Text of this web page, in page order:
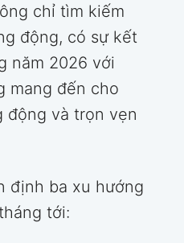
chỉ tìm kiếm
động, có sự kết
năm 2026 với
mang đến cho
động và trọn vẹn
định ba xu hướng
tới: